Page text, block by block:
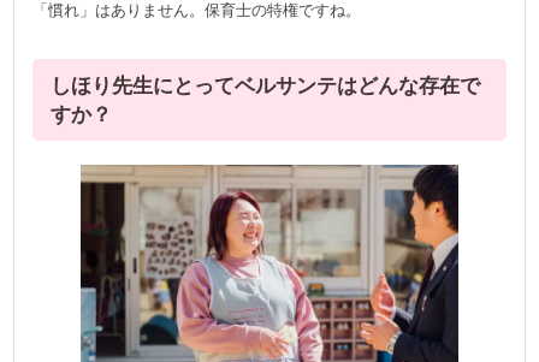
「慣れ」はありません。保育士の特権ですね。
しほり先生にとってベルサンテはどんな存在で
すか？